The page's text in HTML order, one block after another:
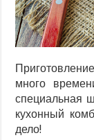
много
специальная
кухонный
дело!